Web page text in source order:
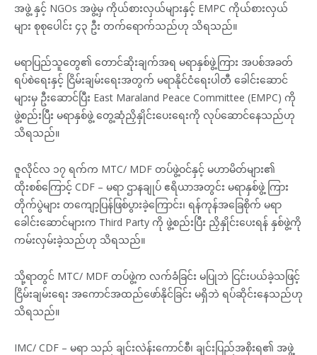
အဖွဲ့ နှင့် NGOs အဖွဲ့မှ ကိုယ်စားလှယ်များနှင့် EMPC ကိုယ်စားလှယ်
များ စုစုပေါင်း ၄၃ ဦး တက်ရောက်သည်ဟု သိရသည်။
မရာပြည်သူတွေ၏ တောင်ဆိုးချက်အရ မရာနှစ်ဖွဲ့ကြား အပစ်အခတ်
ရပ်စဲရေးနှင့် ငြိမ်းချမ်းရေးအတွက် မရာနိုင်ငံရေးပါတီ ခေါင်းဆောင်
များမှ ဦးဆောင်ပြီး East Maraland Peace Committee (EMPC) ကို
ဖွဲ့စည်းပြီး မရာနှစ်ဖွဲ့ တွေ့ဆုံညှိနှိုင်းပေးရေးကို လုပ်ဆောင်နေသည်ဟု
သိရသည်။
ဇူလိုင်လ ၁၇ ရက်က MTC/ MDF တပ်ဖွဲ့ဝင်နှင့် မဟာမိတ်များ၏
ထိုးစစ်ကြောင့် CDF – မရာ ဌာနချုပ် ဧရိယာအတွင်း မရာနှစ်ဖွဲ့ ကြား
တိုက်ပွဲများ တကျော့ပြန်ဖြစ်ပွားခဲ့ကြောင်း၊ ရန်ကုန်အခြေစိုက် မရာ
ခေါင်းဆောင်များက Third Party ကို ဖွဲ့စည်းပြီး ညှိနှိုင်းပေးရန် နှစ်ဖွဲ့ကို
ကမ်းလှမ်းခဲ့သည်ဟု သိရသည်။
သို့ရာတွင် MTC/ MDF တပ်ဖွဲ့က လက်ခံခြင်း မပြုဘဲ ငြင်းပယ်ခဲ့သဖြင့်
ငြိမ်းချမ်းရေး အကောင်အထည်ဖော်နိုင်ခြင်း မရှိဘဲ ရပ်ဆိုင်းနေသည်ဟု
သိရသည်။
IMC/ CDF – မရာ သည် ချင်းလဲန်းကောင်စီ၊ ချင်းပြည်အစိုးရ၏ အဖွဲ့